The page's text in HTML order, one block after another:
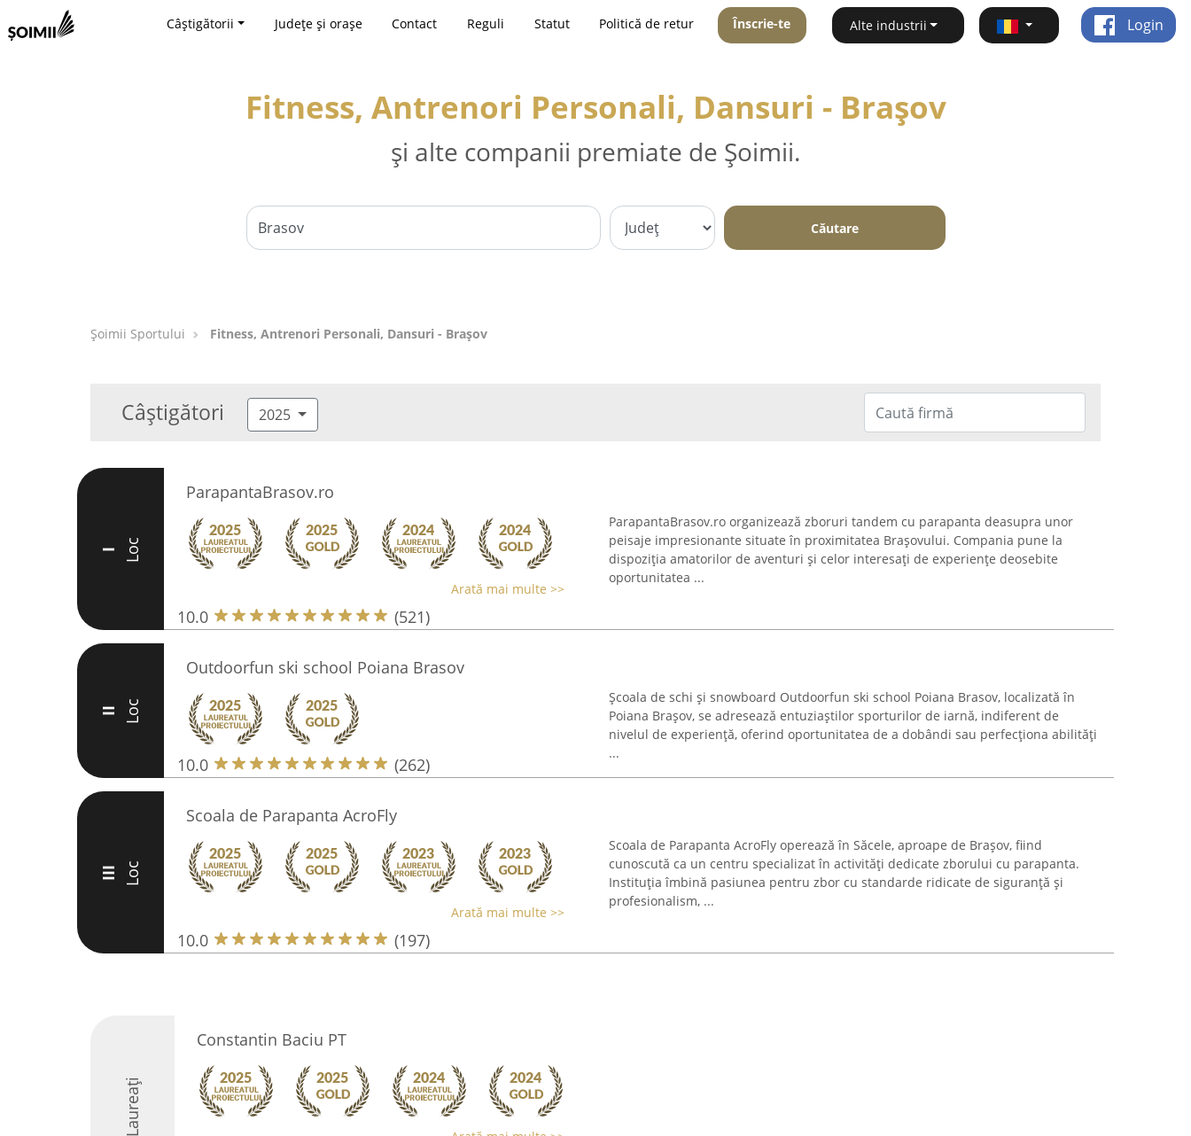
Câștigătorii Județe și orașe Contact Reguli Statut Politică de retur Înscrie-te Alte industrii Login
Fitness, Antrenori Personali, Dansuri - Braşov
și alte companii premiate de Șoimii.
Căutare
Șoimii Sportului Fitness, Antrenori Personali, Dansuri - Braşov
Câștigători 2025
I Loc
ParapantaBrasov.ro
Arată mai multe >>
10.0 (521)
ParapantaBrasov.ro organizează zboruri tandem cu parapanta deasupra unor
peisaje impresionante situate în proximitatea Brașovului. Compania pune la
dispoziția amatorilor de aventuri și celor interesați de experiențe deosebite
oportunitatea ...
II Loc
Outdoorfun ski school Poiana Brasov
10.0 (262)
Școala de schi și snowboard Outdoorfun ski school Poiana Brasov, localizată în
Poiana Brașov, se adresează entuziaștilor sporturilor de iarnă, indiferent de
nivelul de experiență, oferind oportunitatea de a dobândi sau perfecționa abilități
...
III Loc
Scoala de Parapanta AcroFly
Arată mai multe >>
10.0 (197)
Scoala de Parapanta AcroFly operează în Săcele, aproape de Brașov, fiind
cunoscută ca un centru specializat în activități dedicate zborului cu parapanta.
Instituția îmbină pasiunea pentru zbor cu standarde ridicate de siguranță și
profesionalism, ...
Laureați
Constantin Baciu PT